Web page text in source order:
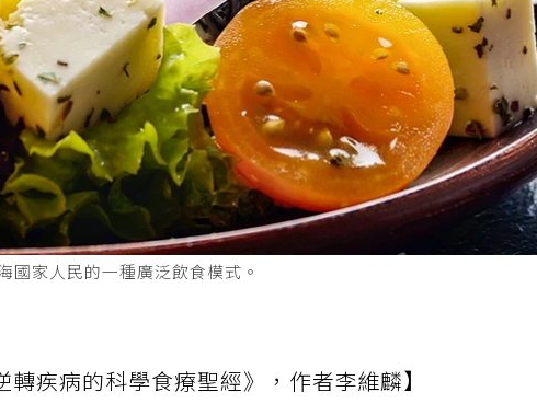
國家人民的一種廣泛飲食模式。
轉疾病的科學食療聖經》，作者李維麟】